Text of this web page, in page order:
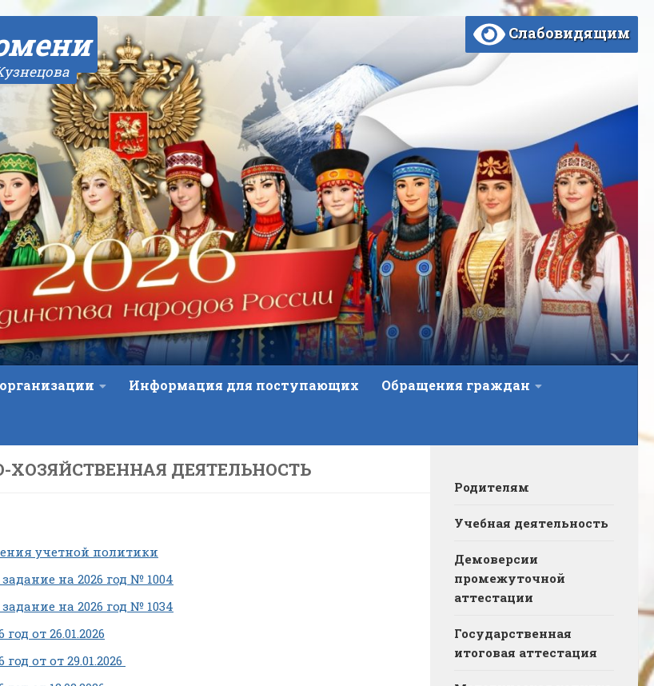
Слабовидящим
Информация для поступающих Обращения граждан
ХОЗЯЙСТВЕННАЯ ДЕЯТЕЛЬНОСТЬ
учетной политики
на 2026 год № 1004
на 2026 год № 1034
от 26.01.2026
от от 29.01.2026
Родителям
Учебная деятельность
Демоверсии
промежуточной
аттестации
Государственная
итоговая аттестация